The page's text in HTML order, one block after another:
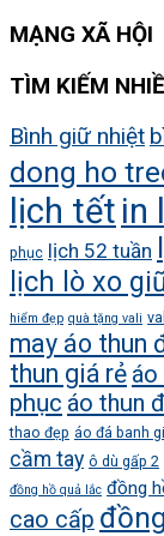
MẠNG XÃ HỘI
TÌM KIẾM
Bình giữ nhiệt
dong ho
lịch tết in
phục lịch 52 tuần
lịch lò xo
hiểm đẹp quà tặng vali
may áo thun
thun giá rẻ áo
phục áo thun
thao đẹp áo đá banh
cầm tay ô dù gấp 2
đồng hồ quả lắc đồng
cao cấp